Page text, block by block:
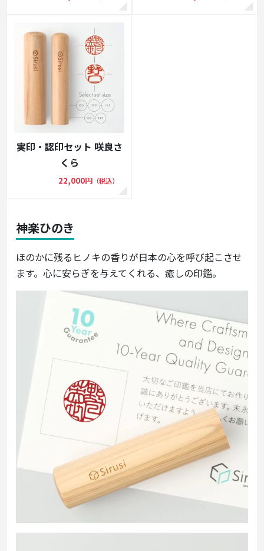
実印・認印セット 咲良さ
くら
22,000円 （税込）
神楽ひのき
ほのかに残るヒノキの香りが日本の心を呼び起こさせ
ます。心に安らぎを与えてくれる、癒しの印鑑。